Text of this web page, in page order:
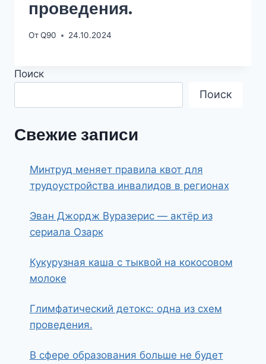
проведения.
ОтQ90 24.10.2024
Поиск
Поиск
Свежие записи
Минтруд меняет правила квот для
трудоустройства инвалидов в регионах
Эван Джордж Вуразерис — актёр из
сериала Озарк
Кукурузная каша с тыквой на кокосовом
молоке
Глимфатический детокс: одна из схем
проведения.
В сфере образования больше не будет